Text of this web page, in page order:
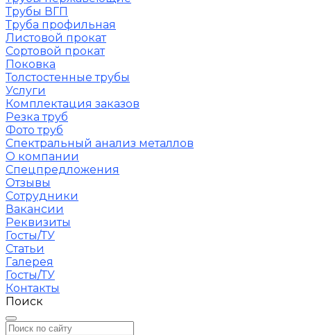
Трубы ВГП
Труба профильная
Листовой прокат
Сортовой прокат
Поковка
Толстостенные трубы
Услуги
Комплектация заказов
Резка труб
Фото труб
Спектральный анализ металлов
О компании
Спецпредложения
Отзывы
Сотрудники
Вакансии
Реквизиты
Госты/ТУ
Статьи
Галерея
Госты/ТУ
Контакты
Поиск